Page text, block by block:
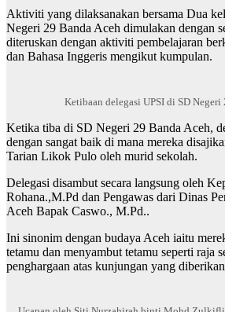
Aktiviti yang dilaksanakan bersama Dua
Negeri 29 Banda Aceh dimulakan dengan
diteruskan dengan aktiviti pembelajaran
dan Bahasa Inggeris mengikut kumpulan.
Ketibaan delegasi UPSI di SD Negeri
Ketika tiba di SD Negeri 29 Banda Aceh,
dengan sangat baik di mana mereka
Tarian Likok Pulo oleh murid sekolah.
Delegasi disambut secara langsung oleh
Rohana.,M.Pd dan Pengawas dari Dinas
Aceh Bapak Caswo., M.Pd..
Ini sinonim dengan budaya Aceh iaitu
tetamu dan menyambut tetamu seperti raja
penghargaan atas kunjungan yang